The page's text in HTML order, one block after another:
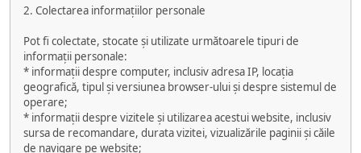
2. Colectarea informațiilor personale
Pot fi colectate, stocate și utilizate următoarele tipuri de
informații personale:
* informații despre computer, inclusiv adresa IP, locația
geografică, tipul și versiunea browser-ului și despre sistemul de
operare;
* informații despre vizitele și utilizarea acestui website, inclusiv
sursa de recomandare, durata vizitei, vizualizările paginii și căile
de navigare pe website;